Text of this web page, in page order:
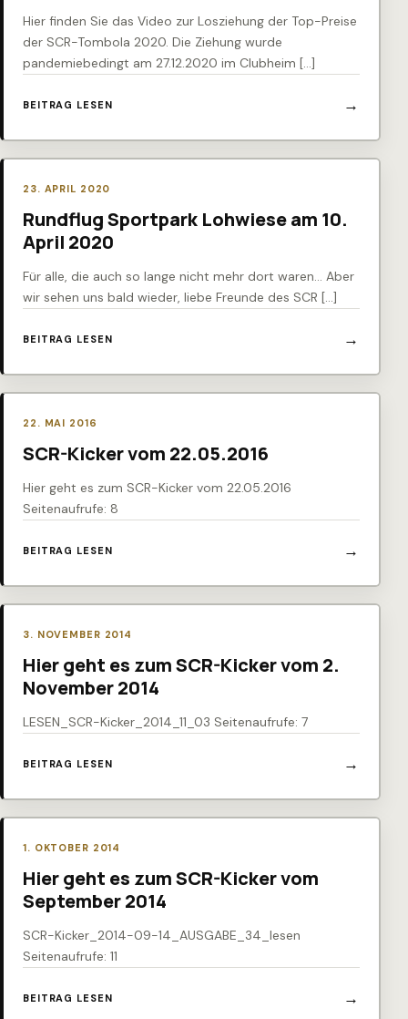
Hier finden Sie das Video zur Losziehung der Top-Preise
der SCR-Tombola 2020. Die Ziehung wurde
pandemiebedingt am 27.12.2020 im Clubheim […]
BEITRAG LESEN
23. APRIL 2020
Rundflug Sportpark Lohwiese am 10.
April 2020
Für alle, die auch so lange nicht mehr dort waren… Aber
wir sehen uns bald wieder, liebe Freunde des SCR […]
BEITRAG LESEN
22. MAI 2016
SCR-Kicker vom 22.05.2016
Hier geht es zum SCR-Kicker vom 22.05.2016
Seitenaufrufe: 8
BEITRAG LESEN
3. NOVEMBER 2014
Hier geht es zum SCR-Kicker vom 2.
November 2014
LESEN_SCR-Kicker_2014_11_03 Seitenaufrufe: 7
BEITRAG LESEN
1. OKTOBER 2014
Hier geht es zum SCR-Kicker vom
September 2014
SCR-Kicker_2014-09-14_AUSGABE_34_lesen
Seitenaufrufe: 11
BEITRAG LESEN